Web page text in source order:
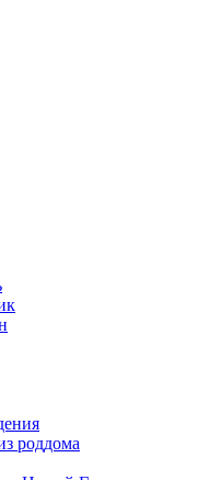
роддома